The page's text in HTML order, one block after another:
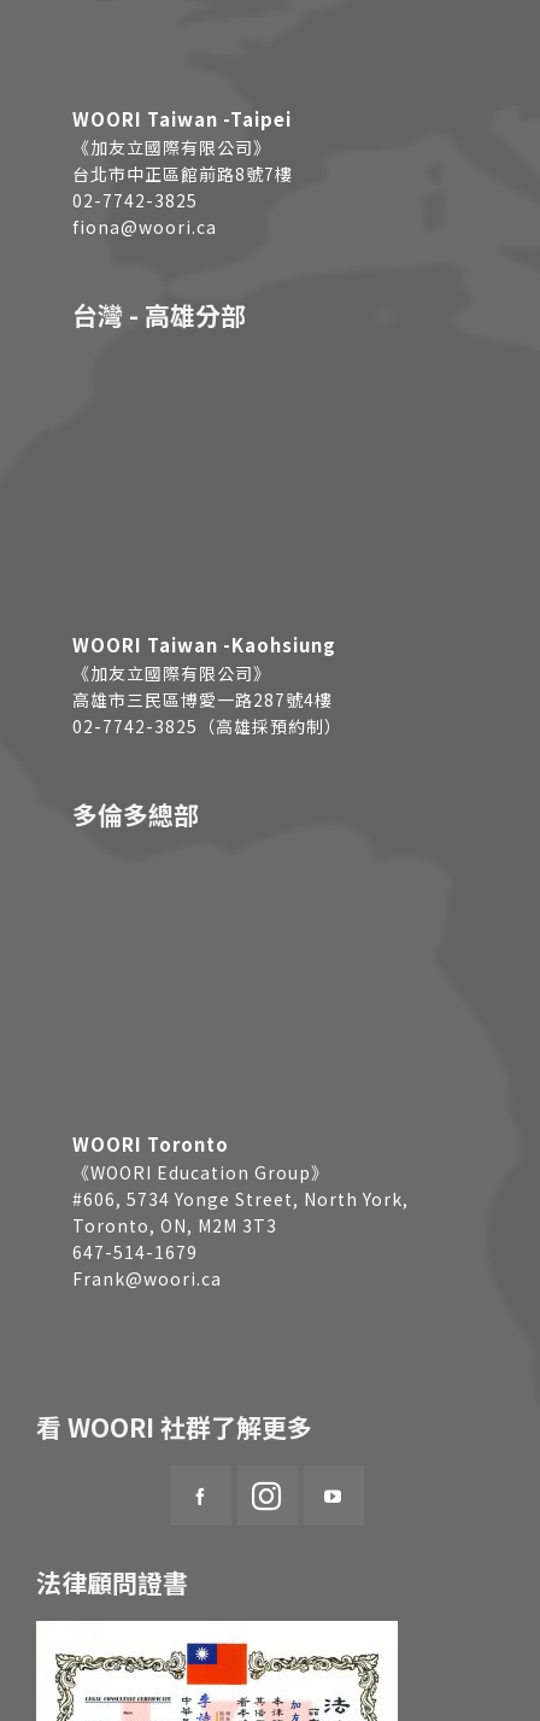
WOORI Taiwan -Taipei
《加友立國際有限公司》
台北市中正區館前路8號7樓
02-7742-3825
fiona@woori.ca
台灣 - 高雄分部
WOORI Taiwan -Kaohsiung
《加友立國際有限公司》
高雄市三民區博愛一路287號4樓
02-7742-3825（高雄採預約制）
多倫多總部
WOORI Toronto
《WOORI Education Group》
#606, 5734 Yonge Street, North York,
Toronto, ON, M2M 3T3
647-514-1679
Frank@woori.ca
看 WOORI 社群了解更多
法律顧問證書